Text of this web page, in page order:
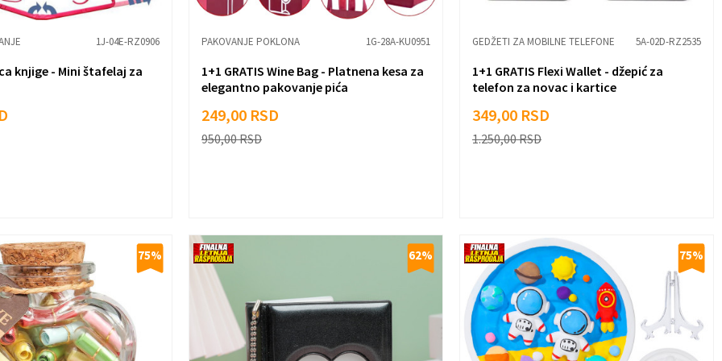
1J-04E-RZ0906
knjige - Mini štafelaj za
PAKOVANJE POKLONA 1G-28A-KU0951
1+1 GRATIS Wine Bag - Platnena kesa za
elegantno pakovanje pića
249,00 RSD
950,00RSD
GEDŽETI ZA MOBILNE TELEFONE 5A-02D-RZ2535
1+1 GRATIS Flexi Wallet - džepić za
telefon za novac i kartice
349,00 RSD
1.250,00RSD
75% 62% 75%